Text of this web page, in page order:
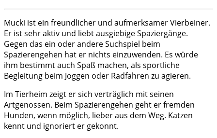
Mucki ist ein freundlicher und aufmerksamer Vierbeiner.
Er ist sehr aktiv und liebt ausgiebige Spaziergänge.
Gegen das ein oder andere Suchspiel beim
Spazierengehen hat er nichts einzuwenden. Es würde
ihm bestimmt auch Spaß machen, als sportliche
Begleitung beim Joggen oder Radfahren zu agieren.
Im Tierheim zeigt er sich verträglich mit seinen
Artgenossen. Beim Spazierengehen geht er fremden
Hunden, wenn möglich, lieber aus dem Weg. Katzen
kennt und ignoriert er gekonnt.